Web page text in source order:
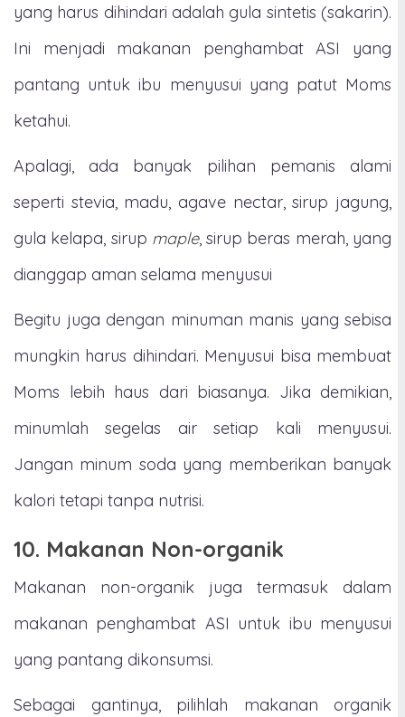
yang harus dihindari adalah gula sintetis (sakarin).
Ini menjadi makanan penghambat ASI yang
pantang untuk ibu menyusui yang patut Moms
ketahui.
Apalagi, ada banyak pilihan pemanis alami
seperti stevia, madu, agave nectar, sirup jagung,
gula kelapa, sirup maple, sirup beras merah, yang
dianggap aman selama menyusui
Begitu juga dengan minuman manis yang sebisa
mungkin harus dihindari. Menyusui bisa membuat
Moms lebih haus dari biasanya. Jika demikian,
minumlah segelas air setiap kali menyusui.
Jangan minum soda yang memberikan banyak
kalori tetapi tanpa nutrisi.
10. Makanan Non-organik
Makanan non-organik juga termasuk dalam
makanan penghambat ASI untuk ibu menyusui
yang pantang dikonsumsi.
Sebagai gantinya, pilihlah makanan organik